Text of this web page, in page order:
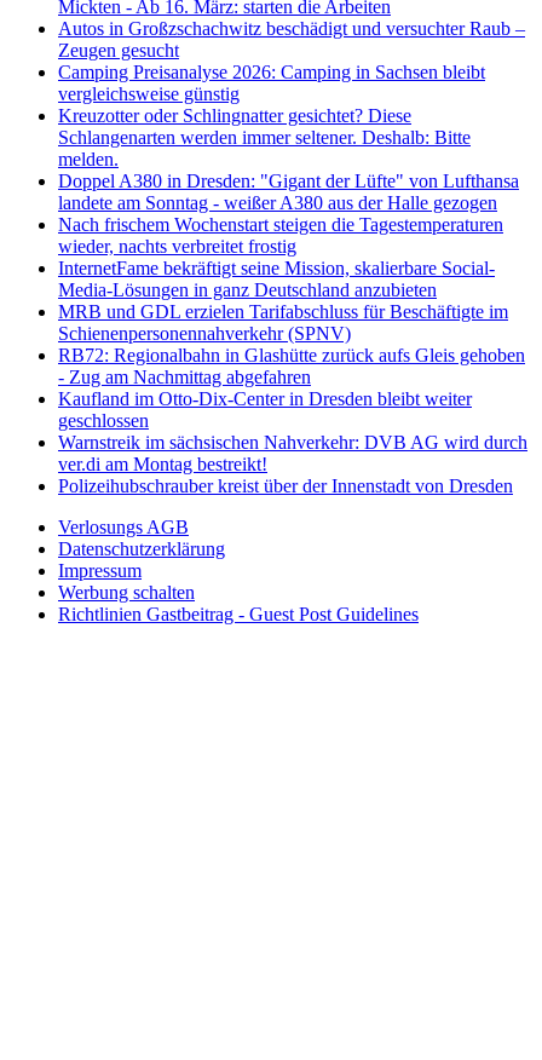
Mickten - Ab 16. März: starten die Arbeiten
Autos in Großzschachwitz beschädigt und versuchter Raub –
Zeugen gesucht
Camping Preisanalyse 2026: Camping in Sachsen bleibt
vergleichsweise günstig
Kreuzotter oder Schlingnatter gesichtet? Diese
Schlangenarten werden immer seltener. Deshalb: Bitte
melden.
Doppel A380 in Dresden: "Gigant der Lüfte" von Lufthansa
landete am Sonntag - weißer A380 aus der Halle gezogen
Nach frischem Wochenstart steigen die Tagestemperaturen
wieder, nachts verbreitet frostig
InternetFame bekräftigt seine Mission, skalierbare Social-
Media-Lösungen in ganz Deutschland anzubieten
MRB und GDL erzielen Tarifabschluss für Beschäftigte im
Schienenpersonennahverkehr (SPNV)
RB72: Regionalbahn in Glashütte zurück aufs Gleis gehoben
- Zug am Nachmittag abgefahren
Kaufland im Otto-Dix-Center in Dresden bleibt weiter
geschlossen
Warnstreik im sächsischen Nahverkehr: DVB AG wird durch
ver.di am Montag bestreikt!
Polizeihubschrauber kreist über der Innenstadt von Dresden
Verlosungs AGB
Datenschutzerklärung
Impressum
Werbung schalten
Richtlinien Gastbeitrag - Guest Post Guidelines